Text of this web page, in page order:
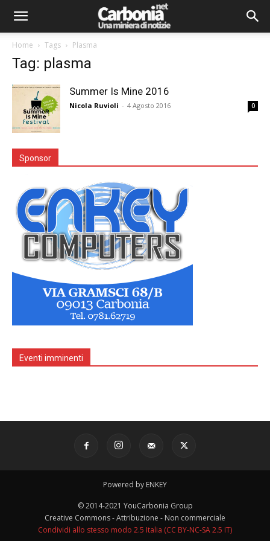
Home Tags Plasma
Tag: plasma
Summer Is Mine 2016
Nicola Ruvioli - 4 Agosto 2016 0
Sponsor
Eventi imminenti
Powered by ENKEY
© 2014-2021 YouCarbonia Group
Creative Commons - Attribuzione - Non commerciale
Condividi allo stesso modo 2.5 Italia (CC BY-NC-SA 2.5 IT)